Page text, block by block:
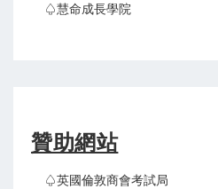
♤慧命成長學院
贊助網站
♤英國倫敦商會考試局